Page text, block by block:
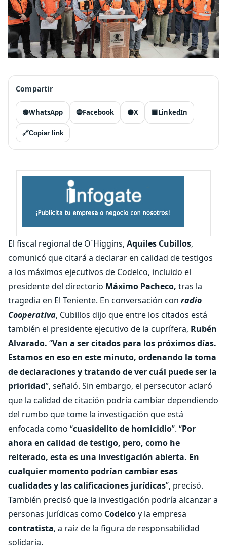
Compartir
🟢WhatsApp 🔵Facebook ⚫X 🟦LinkedIn
🔗Copiar link
El fiscal regional de O´Higgins, Aquiles Cubillos,
comunicó que citará a declarar en calidad de testigos
a los máximos ejecutivos de Codelco, incluido el
presidente del directorio Máximo Pacheco, tras la
tragedia en El Teniente. En conversación con radio
Cooperativa, Cubillos dijo que entre los citados está
también el presidente ejecutivo de la cuprífera, Rubén
Alvarado. “Van a ser citados para los próximos días.
Estamos en eso en este minuto, ordenando la toma
de declaraciones y tratando de ver cuál puede ser la
prioridad”, señaló. Sin embargo, el persecutor aclaró
que la calidad de citación podría cambiar dependiendo
del rumbo que tome la investigación que está
enfocada como “cuasidelito de homicidio”. “Por
ahora en calidad de testigo, pero, como he
reiterado, esta es una investigación abierta. En
cualquier momento podrían cambiar esas
cualidades y las calificaciones jurídicas”, precisó.
También precisó que la investigación podría alcanzar a
personas jurídicas como Codelcoy la empresa
contratista, a raíz de la figura de responsabilidad
solidaria.